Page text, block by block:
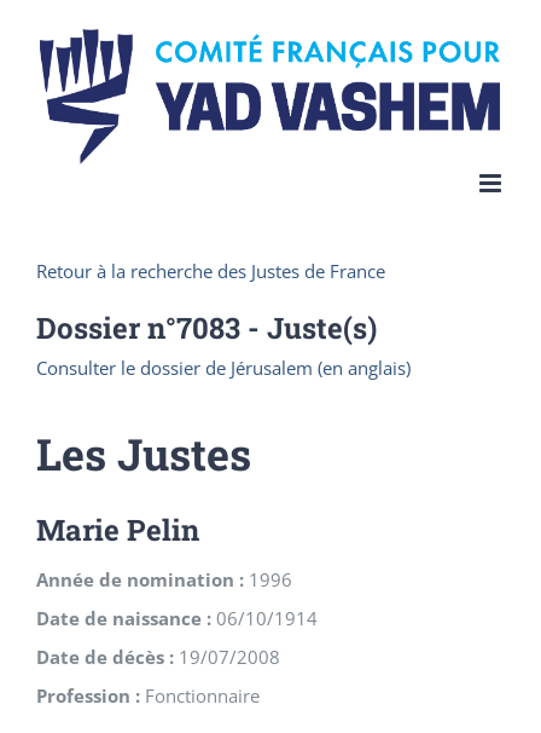
content
Retour à la recherche des Justes de France
Dossier n°7083 - Juste(s)
Consulter le dossier de Jérusalem (en anglais)
Les Justes
Marie Pelin
Année de nomination : 1996
Date de naissance : 06/10/1914
Date de décès : 19/07/2008
Profession : Fonctionnaire